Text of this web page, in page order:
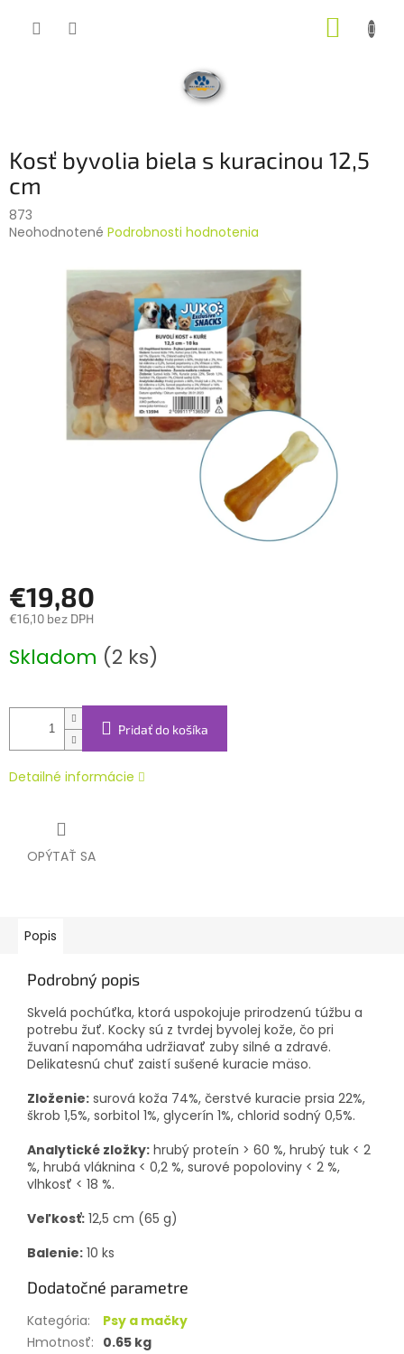
Kosť byvolia biela s kuracinou 12,5
cm
873
Priemerné
hviezdičiek.
Neohodnotené Podrobnosti hodnotenia
€19,80
€16,10 bez DPH
cena:
Skladom (2 ks)
Pridať do košíka
Detailné informácie
OPÝTAŤ SA
Popis
Podrobný popis
Skvelá pochúťka, ktorá uspokojuje prirodzenú túžbu a
potrebu žuť. Kocky sú z tvrdej byvolej kože, čo pri
žuvaní napomáha udržiavať zuby silné a zdravé.
Delikatesnú chuť zaistí sušené kuracie mäso.
Zloženie: surová koža 74%, čerstvé kuracie prsia 22%,
škrob 1,5%, sorbitol 1%, glycerín 1%, chlorid sodný 0,5%.
Analytické zložky: hrubý proteín > 60 %, hrubý tuk < 2
%, hrubá vláknina < 0,2 %, surové popoloviny < 2 %,
vlhkosť < 18 %.
Veľkosť: 12,5 cm (65 g)
Balenie: 10 ks
Dodatočné parametre
Kategória:
Psy a mačky
Hmotnosť: 0.65 kg